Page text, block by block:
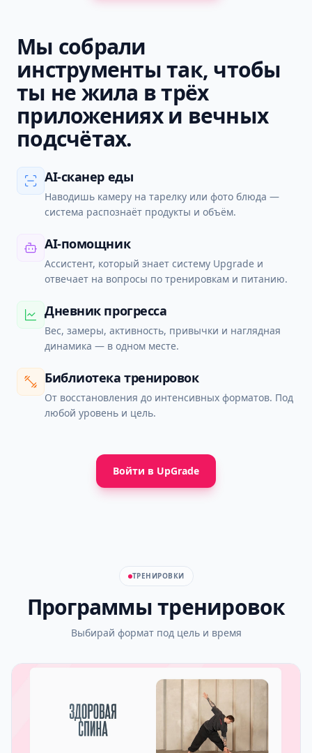
Мы собрали
инструменты так, чтобы
ты не жила в трёх
приложениях и вечных
подсчётах.
AI-сканер еды
Наводишь камеру на тарелку или фото блюда —
система распознаёт продукты и объём.
AI-помощник
Ассистент, который знает систему Upgrade и
отвечает на вопросы по тренировкам и питанию.
Дневник прогресса
Вес, замеры, активность, привычки и наглядная
динамика — в одном месте.
Библиотека тренировок
От восстановления до интенсивных форматов. Под
любой уровень и цель.
Войти в UpGrade
ТРЕНИРОВКИ
Программы тренировок
Выбирай формат под цель и время